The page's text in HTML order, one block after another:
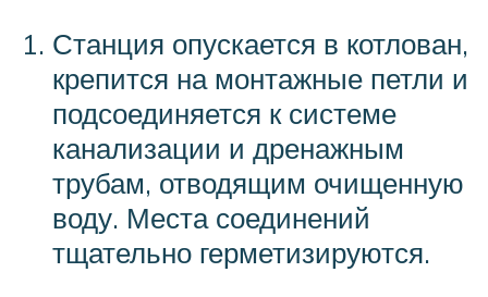
Станция опускается в котлован,
крепится на монтажные петли и
подсоединяется к системе
канализации и дренажным
трубам, отводящим очищенную
воду. Места соединений
тщательно герметизируются.